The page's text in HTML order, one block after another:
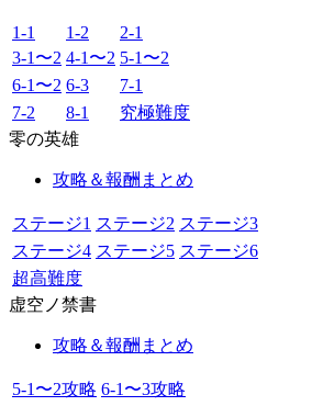
1-1 1-2
2-1
3-1〜2 4-1〜2 5-1〜2
6-1〜2 6-3
7-1
7-2
8-1
究極難度
零の英雄
攻略＆報酬まとめ
ステージ1 ステージ2 ステージ3
ステージ4 ステージ5 ステージ6
超高難度
虚空ノ禁書
攻略＆報酬まとめ
5-1〜2攻略 6-1〜3攻略